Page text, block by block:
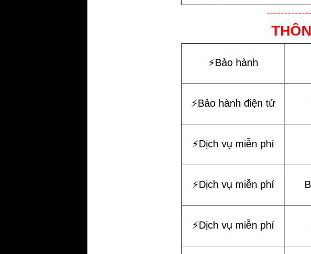
⚡️Bảo hành
⚡️Bảo hành điện tử
⚡️Dịch vụ miễn phí
⚡️Dịch vụ miễn phí
⚡️Dịch vụ miễn phí